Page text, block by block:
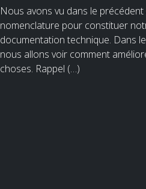
Nous avons vu dans le précédent
nomenclature pour constituer
documentation technique. Dans
nous allons voir comment
choses. Rappel (…)